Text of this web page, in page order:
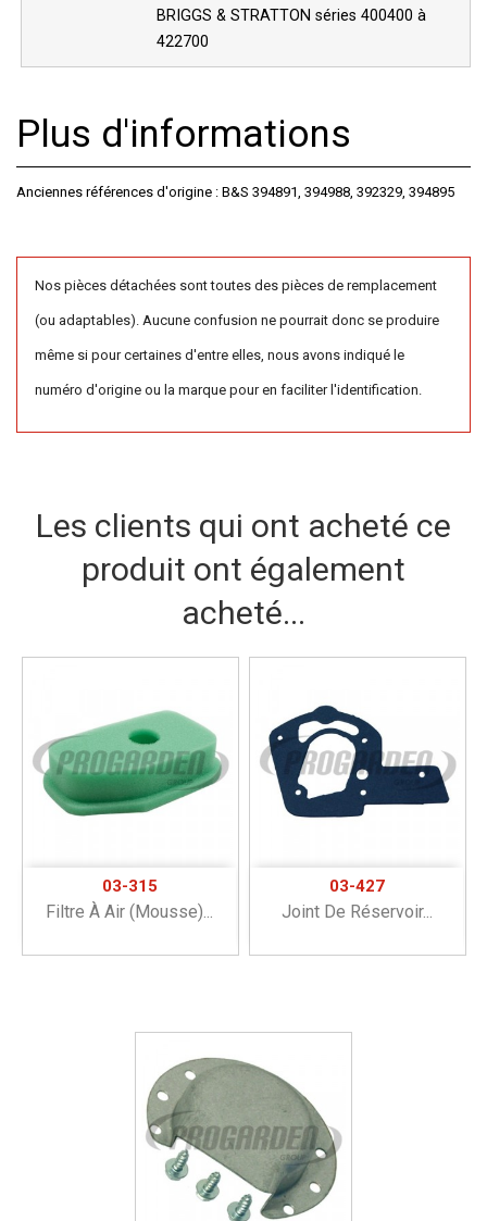
BRIGGS & STRATTON séries 400400 à
422700
Plus d'informations
Anciennes références d'origine : B&S 394891, 394988, 392329, 394895
Nos pièces détachées sont toutes des pièces de remplacement
(ou adaptables). Aucune confusion ne pourrait donc se produire
même si pour certaines d'entre elles, nous avons indiqué le
numéro d'origine ou la marque pour en faciliter l'identification.
Les clients qui ont acheté ce
produit ont également
acheté...
03-315
Filtre À Air (mousse)...
03-427
Joint De Réservoir...